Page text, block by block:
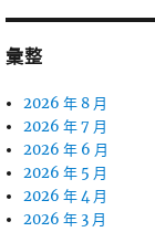
彙整
2026 年 8 月
2026 年 7 月
2026 年 6 月
2026 年 5 月
2026 年 4 月
2026 年 3 月